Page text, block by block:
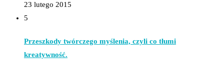
23 lutego 2015
5
Przeszkody twórczego myślenia, czyli co tłumi
kreatywność.